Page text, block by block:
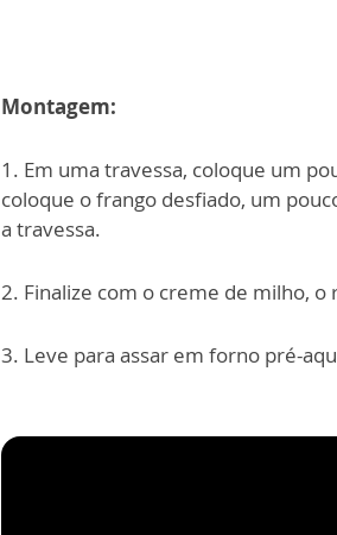
Montagem:
1. Em uma travessa, coloque um
coloque o frango desfiado, um
a travessa.
2. Finalize com o creme de milho,
3. Leve para assar em forno pré-